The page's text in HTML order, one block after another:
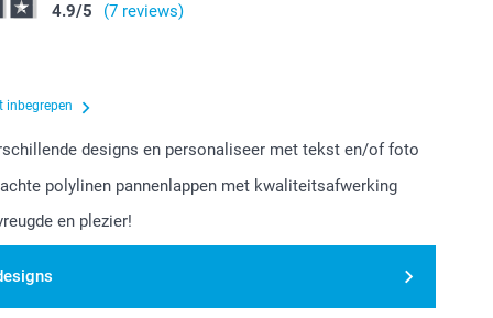
4.9/5 (7 reviews)
inbegrepen
designs en personaliseer met tekst en/of foto
polylinen pannenlappen met kwaliteitsafwerking
en plezier!